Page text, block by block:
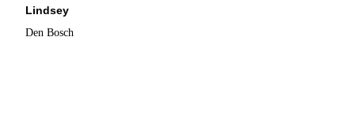
Lindsey
Den Bosch